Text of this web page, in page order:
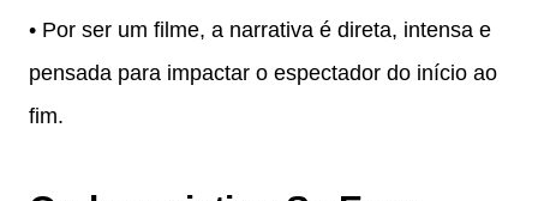
• Por ser um filme, a narrativa é direta, intensa e
pensada para impactar o espectador do início ao
fim.